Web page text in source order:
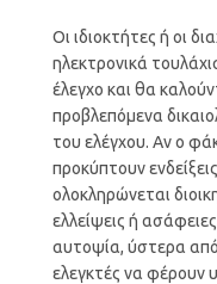
Οι ιδιοκτήτες ή οι
ηλεκτρονικά
έλεγχο και θα
προβλεπόμενα
του ελέγχου. Αν ο
προκύπτουν
ολοκληρώνεται
ελλείψεις ή
αυτοψία, ύστερα από
ελεγκτές να φέρουν